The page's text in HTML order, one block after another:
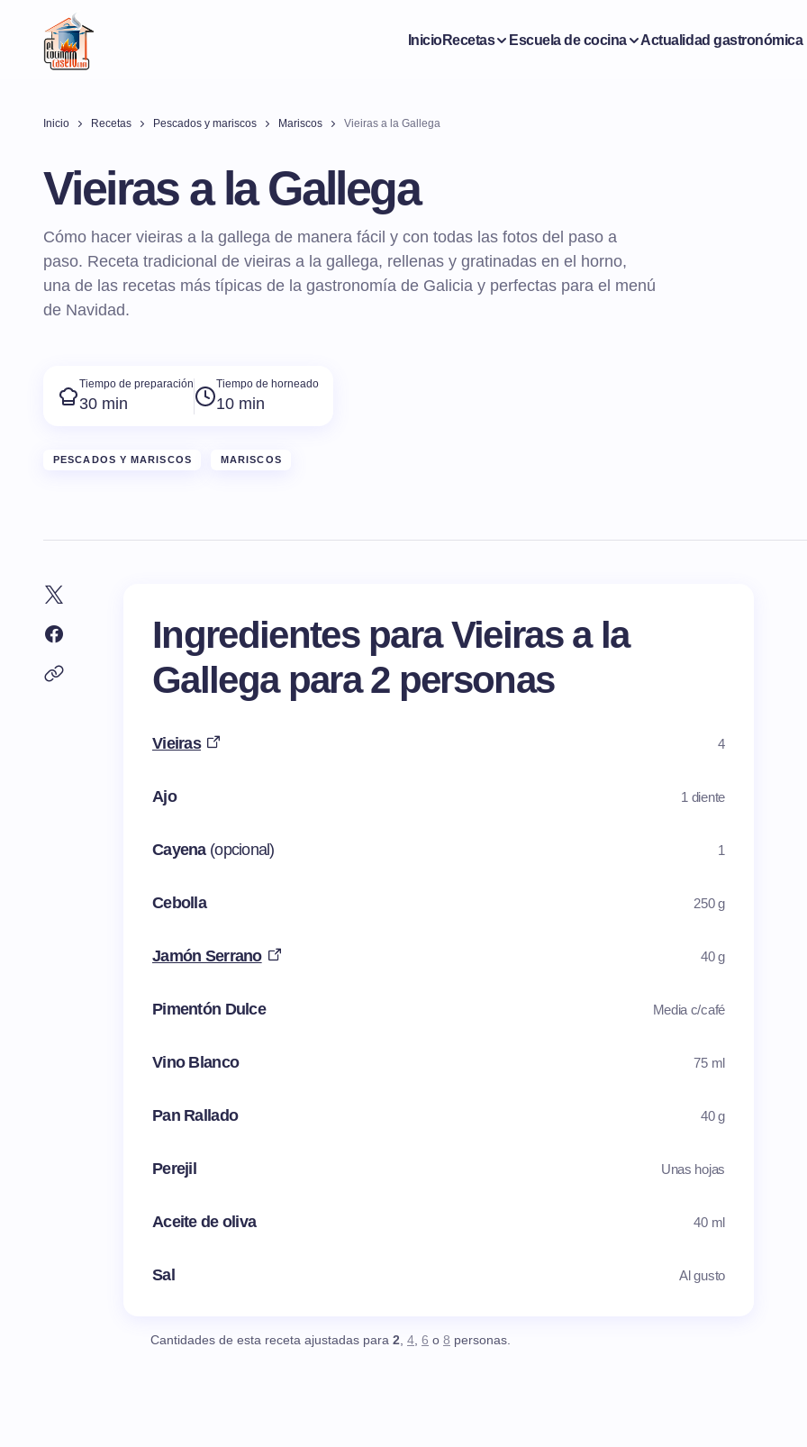
InicioRecetas Escuela de cocina Actualidad gastronómica
Inicio Recetas Pescados y mariscos Mariscos Vieiras a la Gallega
Vieiras a la Gallega
Cómo hacer vieiras a la gallega de manera fácil y con todas las fotos del paso a
paso. Receta tradicional de vieiras a la gallega, rellenas y gratinadas en el horno,
una de las recetas más típicas de la gastronomía de Galicia y perfectas para el menú
de Navidad.
Tiempo de preparación
30 min
Tiempo de horneado
10 min
PESCADOS Y MARISCOS MARISCOS
Ingredientes para Vieiras a la
Gallega para 2 personas
Vieiras 4
Ajo 1 diente
Cayena (opcional) 1
Cebolla 250 g
Jamón Serrano 40 g
Pimentón Dulce Media c/café
Vino Blanco 75 ml
Pan Rallado 40 g
Perejil Unas hojas
Aceite de oliva 40 ml
Sal Al gusto
Cantidades de esta receta ajustadas para 2, 4, 6 o 8 personas.